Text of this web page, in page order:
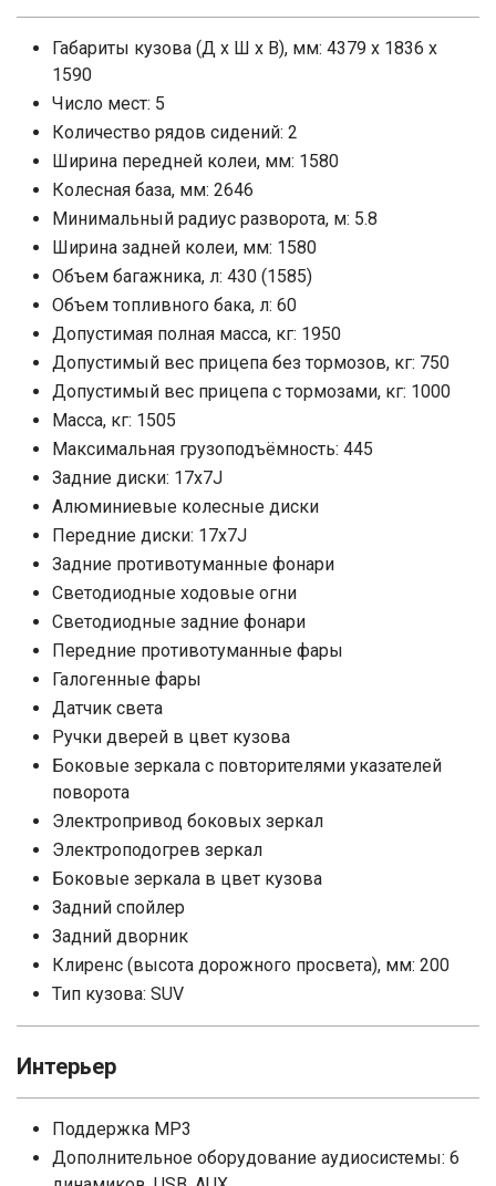
Габариты кузова (Д x Ш x В), мм: 4379 x 1836 x
1590
Число мест: 5
Количество рядов сидений: 2
Ширина передней колеи, мм: 1580
Колесная база, мм: 2646
Минимальный радиус разворота, м: 5.8
Ширина задней колеи, мм: 1580
Объем багажника, л: 430 (1585)
Объем топливного бака, л: 60
Допустимая полная масса, кг: 1950
Допустимый вес прицепа без тормозов, кг: 750
Допустимый вес прицепа с тормозами, кг: 1000
Масса, кг: 1505
Максимальная грузоподъёмность: 445
Задние диски: 17x7J
Алюминиевые колесные диски
Передние диски: 17x7J
Задние противотуманные фонари
Светодиодные ходовые огни
Cветодиодные задние фонари
Передние противотуманные фары
Галогенные фары
Датчик света
Ручки дверей в цвет кузова
Боковые зеркала с повторителями указателей
поворота
Электропривод боковых зеркал
Электроподогрев зеркал
Боковые зеркала в цвет кузова
Задний спойлер
Задний дворник
Клиренс (высота дорожного просвета), мм: 200
Тип кузова: SUV
Интерьер
Поддержка MP3
Дополнительное оборудование аудиосистемы: 6